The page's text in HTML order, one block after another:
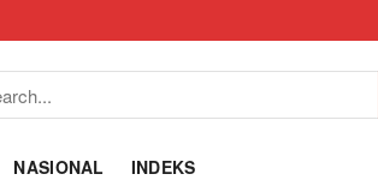
NASIONAL INDEKS